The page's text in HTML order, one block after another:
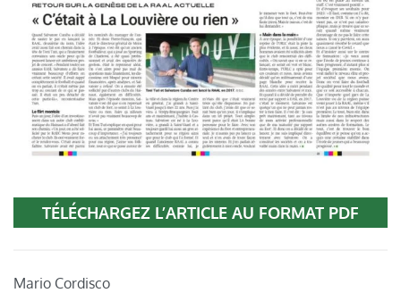
Mario Cordisco
TÉLÉCHARGEZ L’ARTICLE AU FORMAT PDF